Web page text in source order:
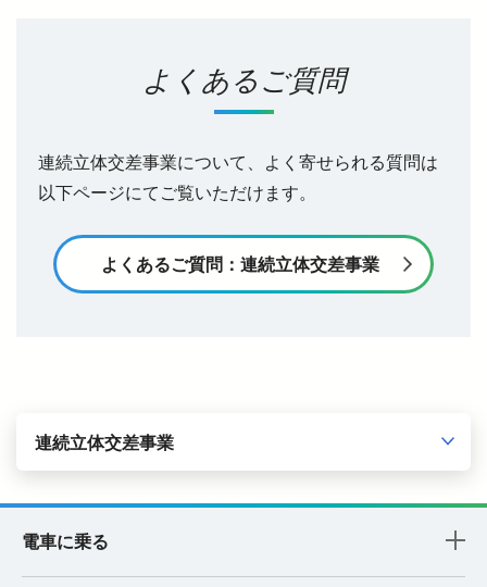
よくあるご質問
連続立体交差事業について、よく寄せられる質問は
以下ページにてご覧いただけます。
よくあるご質問：連続立体交差事業
連続立体交差事業
電車に乗る